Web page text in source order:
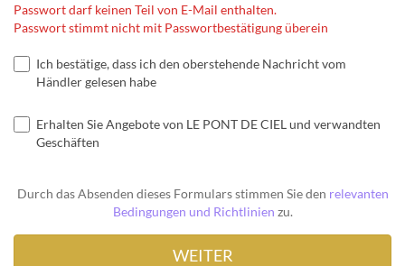
Passwort darf keinen Teil von E-Mail enthalten.
Passwort stimmt nicht mit Passwortbestätigung überein
Ich bestätige, dass ich den oberstehende Nachricht vom
Händler gelesen habe
Erhalten Sie Angebote von LE PONT DE CIEL und verwandten
Geschäften
Durch das Absenden dieses Formulars stimmen Sie den relevanten
Bedingungen und Richtlinien zu.